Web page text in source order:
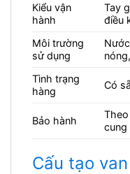
Kiểu vận
hành
Tay
điều
Môi trường
sử dụng
Tình trạng
hàng
Có
Bảo hành
cung
Cấu tạo